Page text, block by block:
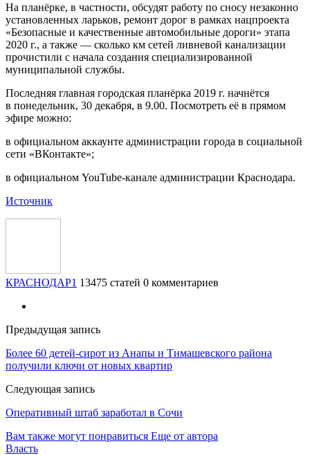
На планёрке, в частности, обсудят работу по сносу незаконно
установленных ларьков, ремонт дорог в рамках нацпроекта
«Безопасные и качественные автомобильные дороги» этапа
2020 г., а также — сколько км сетей ливневой канализации
прочистили с начала создания специализированной
муниципальной службы.
Последняя главная городская планёрка 2019 г. начнётся
в понедельник, 30 декабря, в 9.00. Посмотреть её в прямом
эфире можно:
в официальном аккаунте администрации города в социальной
сети «ВКонтакте»;
в официальном YouTube-канале администрации Краснодара.
Источник
КРАСНОДАР1 13475 статей 0 комментариев
Предыдущая запись
Более 60 детей-сирот из Анапы и Тимашевского района
получили ключи от новых квартир
Следующая запись
Оперативный штаб заработал в Сочи
Вам также могут понравиться Еще от автора
Власть